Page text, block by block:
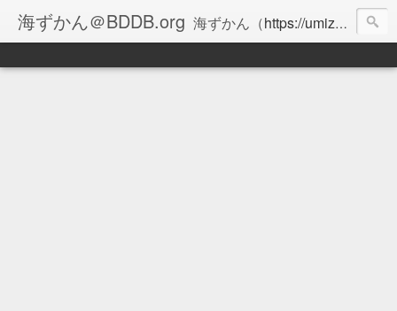
海ずかん＠BDDB.org 海ずかん（https://umizukan.com